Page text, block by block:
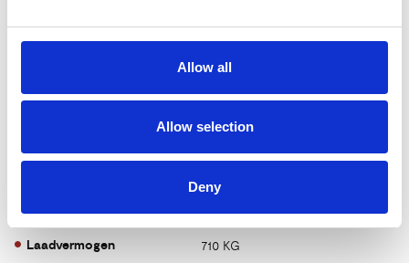
Allow all
Allow selection
Deny
0 PK
Topsnelheid 218 km/h
Stationwagon
Tankinhoud 60 Liter
2095 KG
Max. trekgewicht 2000 KG
Laadvermogen 710 KG